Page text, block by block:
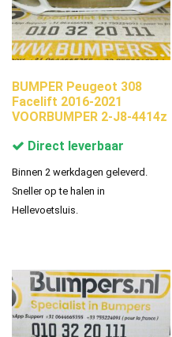
BUMPER Peugeot 308
Facelift 2016-2021
VOORBUMPER 2-J8-4414z
Direct leverbaar
Binnen 2 werkdagen geleverd.
Sneller op te halen in
Hellevoetsluis.